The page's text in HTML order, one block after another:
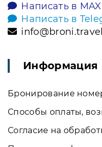
Написать в MAX
Написать в
info@broni.travel
Информация
Бронирование
Способы оплаты,
Согласие на